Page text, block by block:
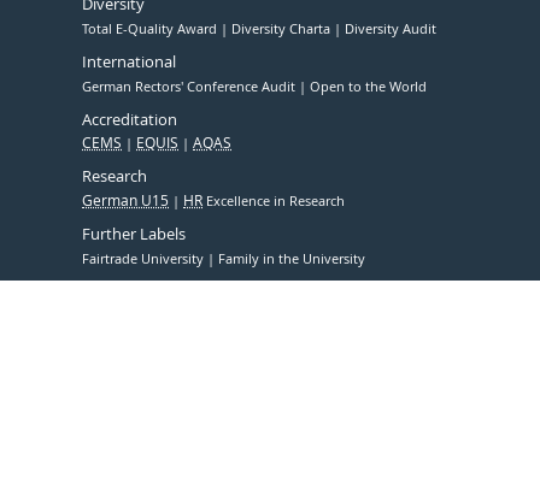
Total E-Quality Award Diversity Charta Diversity Audit
International
German Rectors' Conference Audit Open to the World
Accreditation
CEMS EQUIS AQAS
Research
German U15 HR Excellence in Research
Further Labels
Fairtrade University Family in the University